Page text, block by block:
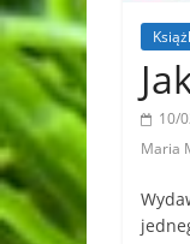
10/
Maria